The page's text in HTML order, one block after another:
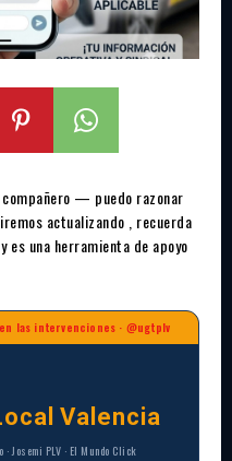
compañero — puedo razonar
actualizando , recuerda
es una herramienta de apoyo
las intervenciones · @ugtplv
Valencia
PLV · El Mundo Click